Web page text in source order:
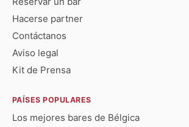
Hacerse partner
Contáctanos
Aviso legal
Kit de Prensa
PAÍSES POPULARES
Los mejores bares de Bélgica